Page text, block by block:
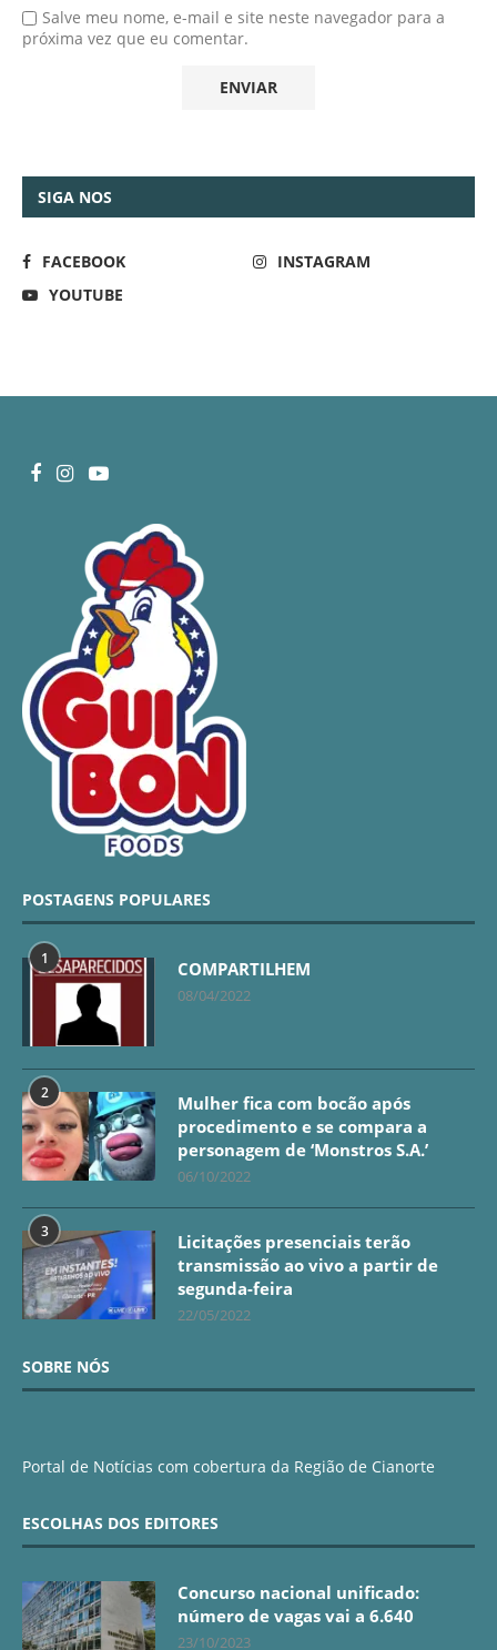
Salve meu nome, e-mail e site neste navegador para a
próxima vez que eu comentar.
SIGA NOS
FACEBOOK
INSTAGRAM
YOUTUBE
POSTAGENS POPULARES
1 COMPARTILHEM
08/04/2022
2
Mulher fica com bocão após
procedimento e se compara a
personagem de ‘Monstros S.A.’
06/10/2022
3
Licitações presenciais terão
transmissão ao vivo a partir de
segunda-feira
22/05/2022
SOBRE NÓS
Portal de Notícias com cobertura da Região de Cianorte
ESCOLHAS DOS EDITORES
Concurso nacional unificado:
número de vagas vai a 6.640
23/10/2023